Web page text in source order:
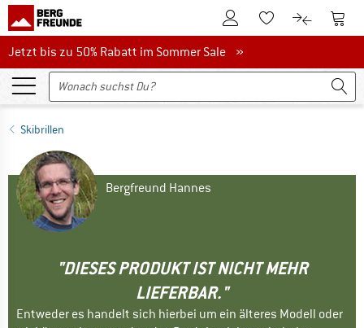
Zum KundenkontoZum Merkzettel.
Zum Zum
Jetzt bis zu 50% Rabatt im Sommer Sale
Jetzt bis zu 50% Rabatt im Sommer Sale »
Skibrillen
Bergfreund Hannes
"DIESES PRODUKT IST NICHT MEHR
LIEFERBAR."
Entweder es handelt sich hierbei um ein älteres Modell oder